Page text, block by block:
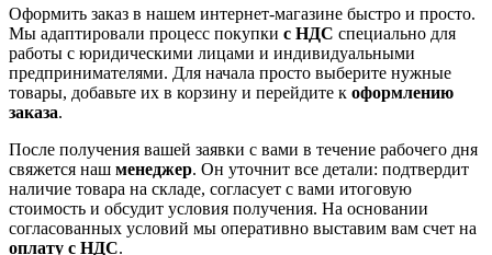
Оформить заказ в нашем интернет-магазине быстро и просто.
Мы адаптировали процесс покупки с НДС специально для
работы с юридическими лицами и индивидуальными
предпринимателями. Для начала просто выберите нужные
товары, добавьте их в корзину и перейдите к оформлению
заказа.
После получения вашей заявки с вами в течение рабочего дня
свяжется наш менеджер. Он уточнит все детали: подтвердит
наличие товара на складе, согласует с вами итоговую
стоимость и обсудит условия получения. На основании
согласованных условий мы оперативно выставим вам счет на
оплату с НДС.